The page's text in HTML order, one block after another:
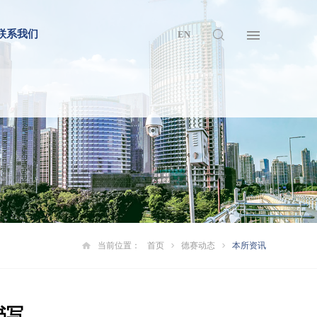
系我们 EN
当前位置： 首页 德赛动态 本所资讯